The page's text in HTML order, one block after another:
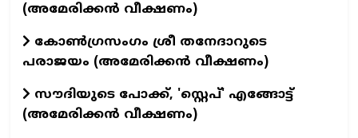
(അമേരിക്കൻ വീക്ഷണം)
കോൺഗ്രസംഗം ശ്രീ തനേദാറുടെ
പരാജയം (അമേരിക്കൻ വീക്ഷണം)
സൗദിയുടെ പോക്ക്, 'സ്റ്റെപ്' എങ്ങോട്ട്
(അമേരിക്കൻ വീക്ഷണം)